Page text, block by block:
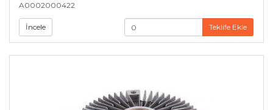
A0002000422
İncele Teklife Ekle